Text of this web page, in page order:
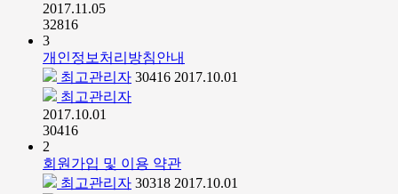
2017.11.05
32816
3
개인정보처리방침안내
최고관리자 30416 2017.10.01
최고관리자
2017.10.01
30416
2
회원가입 및 이용 약관
최고관리자 30318 2017.10.01